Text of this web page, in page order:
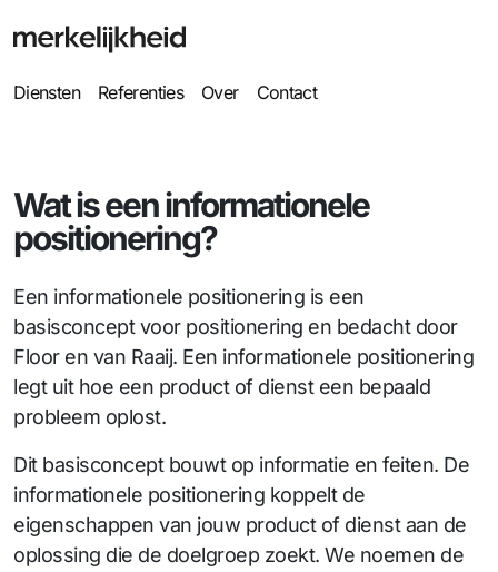
Diensten Referenties Over Contact
Wat is een informationele
positionering?
Een informationele positionering is een
basisconcept voor positionering en bedacht door
Floor en van Raaij. Een informationele positionering
legt uit hoe een product of dienst een bepaald
probleem oplost.
Dit basisconcept bouwt op informatie en feiten. De
informationele positionering koppelt de
eigenschappen van jouw product of dienst aan de
oplossing die de doelgroep zoekt. We noemen de